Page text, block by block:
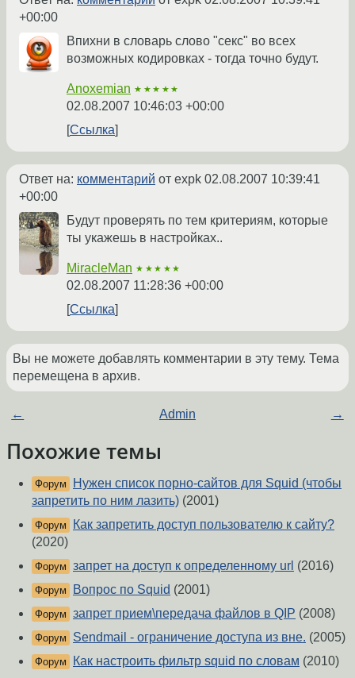
+00:00
Впихни в словарь слово "секс" во всех
возможных кодировках - тогда точно будут.
Anoxemian ★★★★★
02.08.2007 10:46:03 +00:00
Ссылка
Ответ на: комментарий от expk 02.08.2007 10:39:41
+00:00
Будут проверять по тем критериям, которые
ты укажешь в настройках..
MiracleMan ★★★★★
02.08.2007 11:28:36 +00:00
Ссылка
Вы не можете добавлять комментарии в эту тему. Тема
перемещена в архив.
← Admin →
Похожие темы
Форум
Нужен список порно-сайтов для Squid (чтобы
запретить по ним лазить) (2001)
Форум
Как запретить доступ пользователю к сайту?
(2020)
Форум запрет на доступ к определенному url (2016)
Форум Вопрос по Squid (2001)
Форум запрет прием\передача файлов в QIP (2008)
Форум Sendmail - ограничение доступа из вне. (2005)
Форум Как настроить фильтр squid по словам (2010)